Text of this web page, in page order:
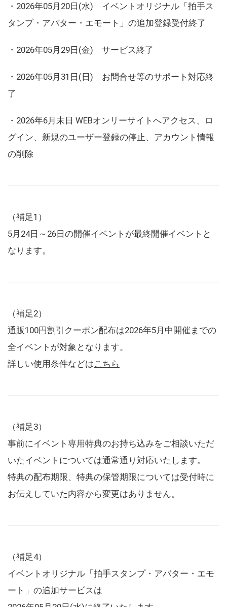
・2026年05月20日(水) イベントオリジナル「拍手ス
タンプ・アバター・エモート」の追加登録受付終了
・2026年05月29日(金) サービス終了
・2026年05月31日(日) お問合せ等のサポート対応終
了
・2026年6月末日 WEBオンリーサイトへアクセス、ロ
グイン、新規のユーザー登録の停止、アカウント情報
の削除
（補足1）
5月24日～26日の開催イベントが最終開催イベントと
なります。
（補足2）
通販100円割引クーポン配布は2026年5月中開催までの
全イベントが対象となります。
詳しい使用条件などはこちら
（補足3）
事前にイベント専用特典のお持ち込みをご相談いただ
いたイベントについては通常通り対応いたします。
特典の配布期限、特典の保管期限については受付時に
お伝えしていた内容から変更はありません。
（補足4）
イベントオリジナル「拍手スタンプ・アバター・エモ
ート」の追加サービスは